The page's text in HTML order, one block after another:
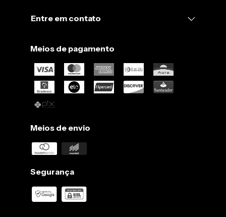
Entre em contato
Meios de pagamento
Meios de envio
Segurança